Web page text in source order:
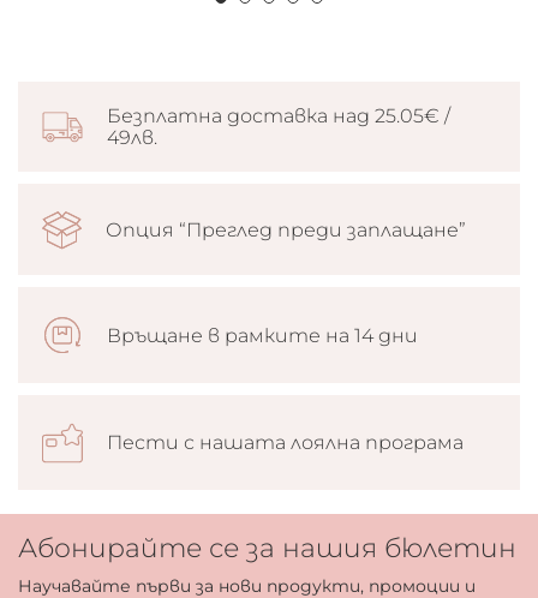
Безплатна доставка над 25.05€ /
49лв.
Опция “Преглед преди заплащане”
Връщане в рамките на 14 дни
Пести с нашата лоялна програма
Абонирайте се за нашия бюлетин
Научавайте първи за нови продукти, промоции и